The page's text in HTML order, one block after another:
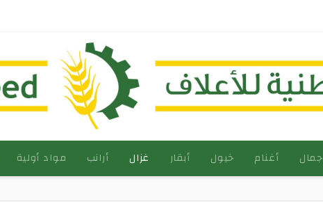
جمال أغنام خيول أبقار غزال أرانب مواد أولية